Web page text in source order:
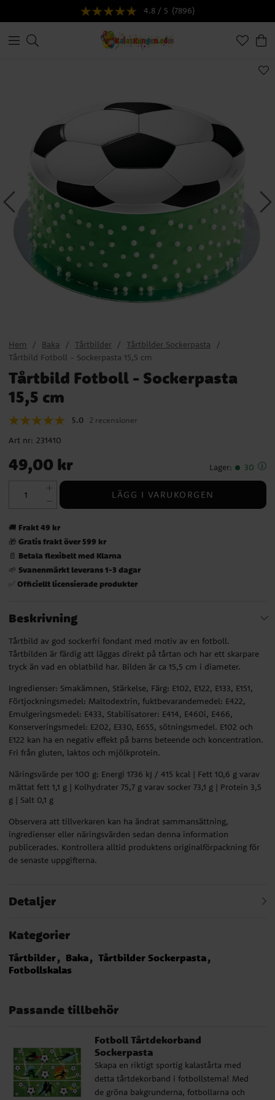
4.8 / 5 (7896)
Hem Baka Tårtbilder
Tårtbilder Sockerpasta
Tårtbild Fotboll - Sockerpasta 15,5 cm
Tårtbild Fotboll - Sockerpasta
15,5 cm
5.0 2 recensioner
Art nr: 231410
Pris: 49,00 kr
49,00 kr Lager: 30
LÄGG I VARUKORGEN
🚚 Frakt 49 kr
🎁 Gratis frakt över 599 kr
📄 Betala flexibelt med Klarna
🌱 Svanenmärkt leverans 1-3 dagar
✅ Officiellt licensierade produkter
Beskrivning
Tårtbild av god sockerfri fondant med motiv av en fotboll.
Tårtbilden är färdig att läggas direkt på tårtan och har ett skarpare
tryck än vad en oblatbild har. Bilden är ca 15,5 cm i diameter.
Ingredienser: Smakämnen, Stärkelse, Färg: E102, E122, E133, E151,
Förtjockningsmedel: Maltodextrin, fuktbevarandemedel: E422,
Emulgeringsmedel: E433, Stabilisatorer: E414, E460i, E466,
Konserveringsmedel: E202, E330, E655, sötningsmedel. E102 och
E122 kan ha en negativ effekt på barns beteende och koncentration.
Fri från gluten, laktos och mjölkprotein.
Näringsvärde per 100 g: Energi 1736 kJ / 415 kcal | Fett 10,6 g varav
mättat fett 1,1 g | Kolhydrater 75,7 g varav socker 73,1 g | Protein 3,5
g | Salt 0,1 g
Observera att tillverkaren kan ha ändrat sammansättning,
ingredienser eller näringsvärden sedan denna information
publicerades. Kontrollera alltid produktens originalförpackning för
de senaste uppgifterna.
Detaljer
Kategorier
Tårtbilder Baka
Tårtbilder Sockerpasta
Fotbollskalas
Passande tillbehör
Fotboll Tårtdekorband
Sockerpasta
Skapa en riktigt sportig kalastårta med
detta tårtdekorband i fotbollstema! Med
de gröna bakgrunderna, fotbollarna och